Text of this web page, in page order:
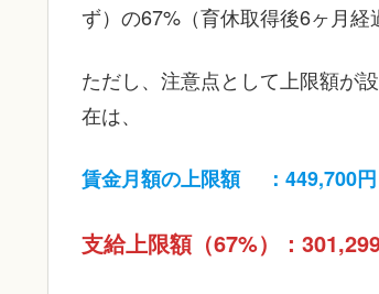
ず）の67%（育休取得後6ヶ月経
ただし、注意点として上限額が
在は、
賃金月額の上限額 ：449,700円
支給上限額（67%）：